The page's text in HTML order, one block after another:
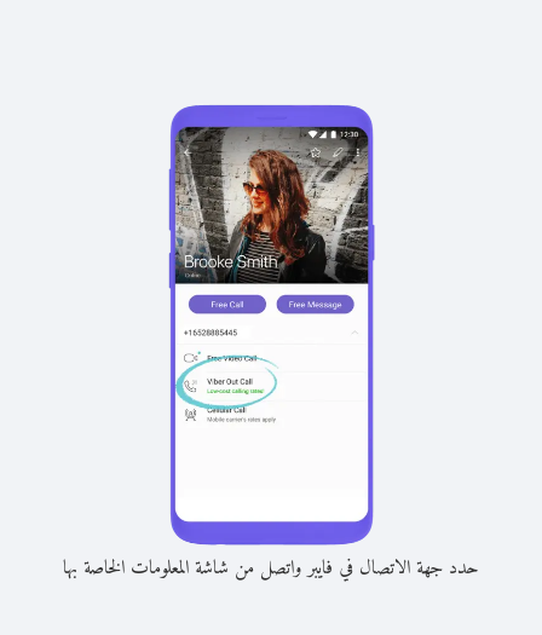
حدد جهة الاتصال في فايبر واتصل من شاشة المعلومات الخاصة بها